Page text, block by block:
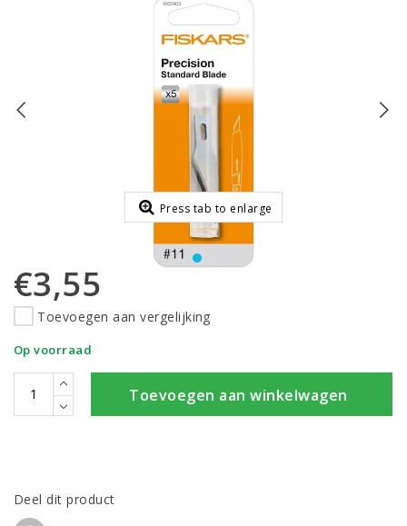
Press tab to enlarge
€3,55
Toevoegen aan vergelijking
Op voorraad
Toevoegen aan winkelwagen
Deel dit product